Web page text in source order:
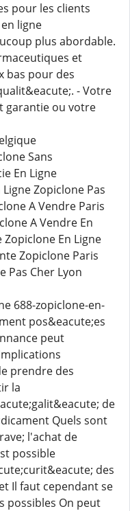
pour les clients
ligne
plus abordable.
et
bas pour des
- Votre
garantie ou votre
Sans
En Ligne
Zopiclone Pas
A Vendre Paris
A Vendre En
En Ligne
Zopiclone Paris
Pas Cher Lyon
688-zopiclone-en-
pos&eacute;es
peut
prendre des
la
de
Quels sont
l'achat de
possible
des
Il faut cependant se
possibles On peut